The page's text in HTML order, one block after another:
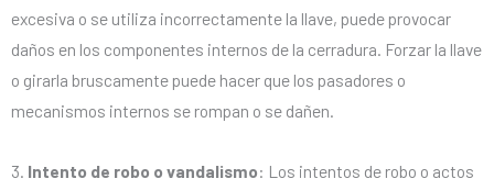
excesiva o se utiliza incorrectamente la llave, puede provocar
daños en los componentes internos de la cerradura. Forzar la llave
o girarla bruscamente puede hacer que los pasadores o
mecanismos internos se rompan o se dañen.
3. Intento de robo o vandalismo: Los intentos de robo o actos